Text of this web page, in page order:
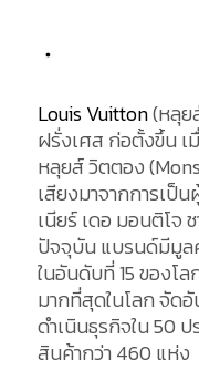
Louis Vuitton(หลุ
ฝรั่งเศส ก่อตั้งขึ้น เ
หลุยส์ วิตตอง
เสียงมาจากการเป็
เนียร์ เดอ มอนติโจ
ปัจจุบัน แบรนด์มีมูล
ในอันดับที่ 15 ของโ
มากที่สุดในโลก จัด
ดำเนินธุรกิจใน 50
สินค้ากว่า 460 แห่ง